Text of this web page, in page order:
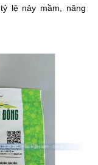
lệ nảy mầm, năng